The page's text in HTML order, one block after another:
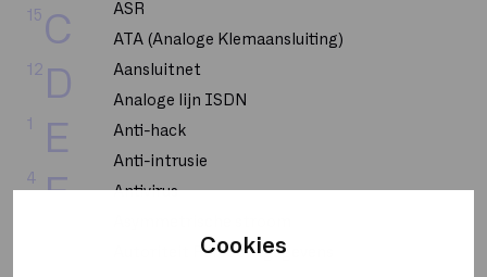
Cookies
C
15
D
12
E
1
F
4
ASR
ATA (Analoge Klemaansluiting)
Aansluitnet
Analoge lijn ISDN
Anti-hack
Anti-intrusie
Antivirus
Autoriteit Persoonsgegevens